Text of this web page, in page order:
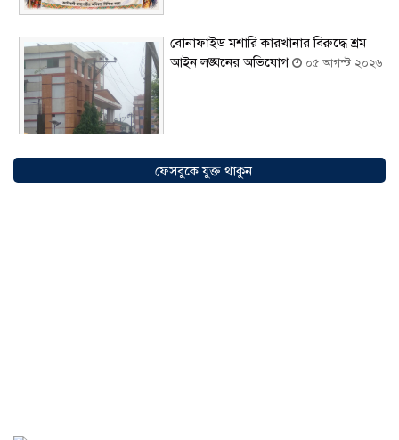
বোনাফাইড মশারি কারখানার বিরুদ্ধে শ্রম
আইন লঙ্ঘনের অভিযোগ
০৫ আগস্ট ২০২৬
ফেসবুকে যুক্ত থাকুন